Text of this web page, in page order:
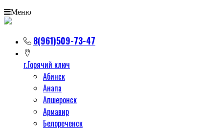
Меню
8(961)509-73-47
г.Горячий ключ
Абинск
Анапа
Апшеронск
Армавир
Белореченск